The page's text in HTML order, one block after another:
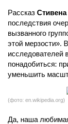
Рассказ Стивена
последствия
вызванного
этой мерзости».
исследователей
понадобиться:
уменьшить
(фото: en.wikipedia.org)
Да, наша